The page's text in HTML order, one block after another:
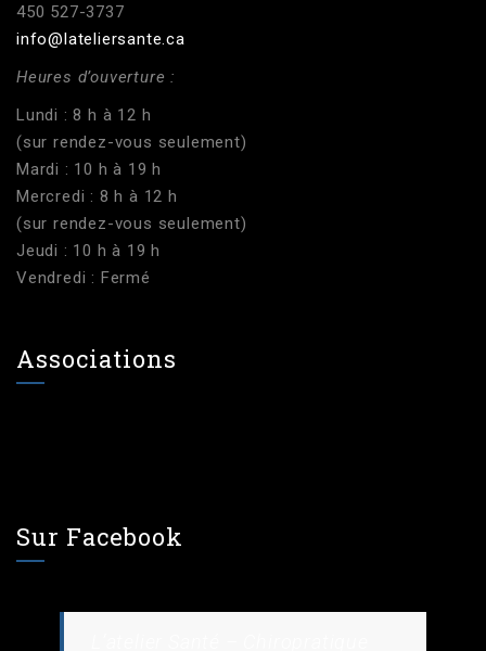
450 527-3737
info@lateliersante.ca
Heures d’ouverture :
Lundi : 8 h à 12 h
(sur rendez-vous seulement)
Mardi : 10 h à 19 h
Mercredi : 8 h à 12 h
(sur rendez-vous seulement)
Jeudi : 10 h à 19 h
Vendredi : Fermé
Associations
Sur Facebook